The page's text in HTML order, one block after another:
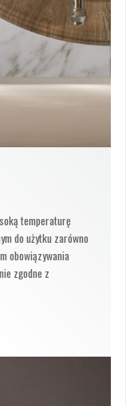
temperaturę
do użytku zarówno
obowiązywania
zgodne z